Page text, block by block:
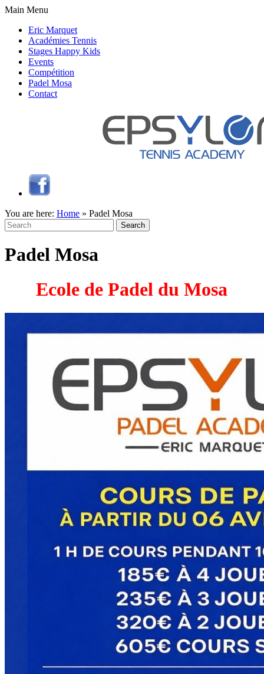
Main Menu
Eric Marquet
Académies Tennis
Stages Happy Kids
Events
Compétition
Padel Mosa
Contact
You are here: Home » Padel Mosa
Search
for:
Padel Mosa
Ecole de Padel du Mosa